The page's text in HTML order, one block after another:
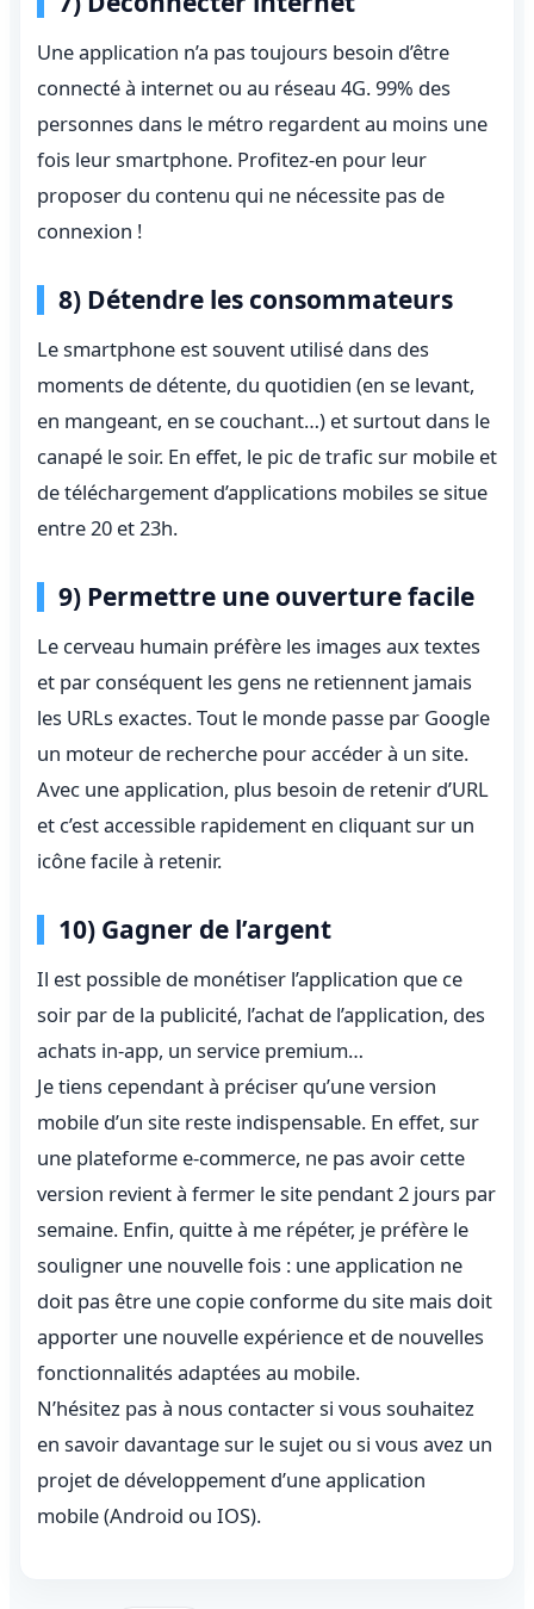
Une application n’a pas toujours besoin d’être
connecté à internet ou au réseau 4G. 99% des
personnes dans le métro regardent au moins une
fois leur smartphone. Profitez-en pour leur
proposer du contenu qui ne nécessite pas de
connexion !
8) Détendre les consommateurs
Le smartphone est souvent utilisé dans des
moments de détente, du quotidien (en se levant,
en mangeant, en se couchant…) et surtout dans le
canapé le soir. En effet, le pic de trafic sur mobile et
de téléchargement d’applications mobiles se situe
entre 20 et 23h.
9) Permettre une ouverture facile
Le cerveau humain préfère les images aux textes
et par conséquent les gens ne retiennent jamais
les URLs exactes. Tout le monde passe par Google
un moteur de recherche pour accéder à un site.
Avec une application, plus besoin de retenir d’URL
et c’est accessible rapidement en cliquant sur un
icône facile à retenir.
10) Gagner de l’argent
Il est possible de monétiser l’application que ce
soir par de la publicité, l’achat de l’application, des
achats in-app, un service premium…
Je tiens cependant à préciser qu’une version
mobile d’un site reste indispensable. En effet, sur
une plateforme e-commerce, ne pas avoir cette
version revient à fermer le site pendant 2 jours par
semaine. Enfin, quitte à me répéter, je préfère le
souligner une nouvelle fois : une application ne
doit pas être une copie conforme du site mais doit
apporter une nouvelle expérience et de nouvelles
fonctionnalités adaptées au mobile.
N’hésitez pas à nous contactersi vous souhaitez
en savoir davantage sur le sujet ou si vous avez un
projet de développement d’une application
mobile (Android ou IOS).